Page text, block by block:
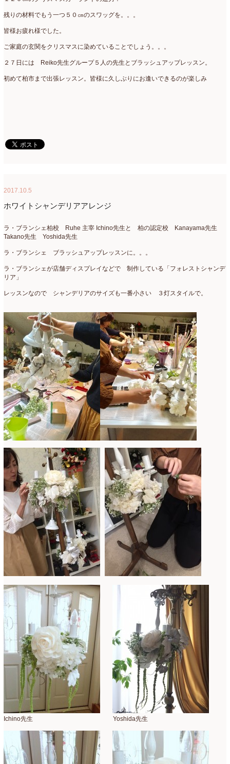
残りの材料でもう一つ５０㎝のスワッグを。。。
皆様お疲れ様でした。
ご家庭の玄関をクリスマスに染めていることでしょう。。。
２７日には Reiko先生グループ５人の先生とブラッシュアップレッスン。
初めて柏市まで出張レッスン。皆様に久しぶりにお逢いできるのが楽しみ
2017.10.5
ホワイトシャンデリアアレンジ
ラ・ブランシェ柏校 Ruhe 主宰 Ichino先生と 柏の認定校 Kanayama先生
Takano先生 Yoshida先生
ラ・ブランシェ ブラッシュアップレッスンに。。。
ラ・ブランシェが店舗ディスプレイなどで 制作している「フォレストシャンデ
リア」
レッスンなので シャンデリアのサイズも一番小さい ３灯スタイルで。
Ichino先生 Yoshida先生